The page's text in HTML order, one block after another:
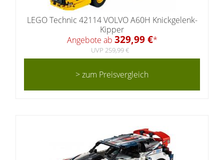
LEGO Technic 42114 VOLVO A60H Knickgelenk-
Kipper
Angebote ab 329,99 €*
UVP 259,99 €
> zum Preisvergleich